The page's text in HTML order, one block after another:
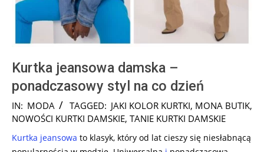
Kurtka jeansowa damska –
ponadczasowy styl na co dzień
2024-
08-
IN: MODA TAGGED: JAKI KOLOR KURTKI, MONA BUTIK,
NOWOŚCI KURTKI DAMSKIE, TANIE KURTKI DAMSKIE
Kurtka jeansowa to klasyk, który od lat cieszy się niesłabnącą